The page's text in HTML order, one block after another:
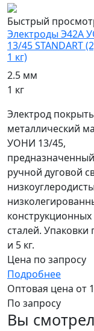
Быстрый
Электроды Э42А
13/45 STANDART
1 кг)
2.5 мм
1 кг
Электрод
металлический
УОНИ 13/45,
ручной дуговой
конструкционных
сталей. Упаковки
и 5 кг.
Цена по запросу
Подробнее
Оптовая цена от
По запросу
Вы